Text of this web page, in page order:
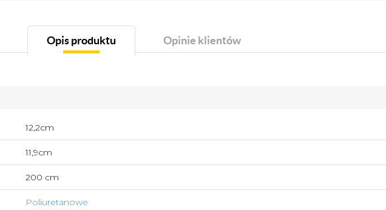
Opis produktu Opinie klientów
12,2cm
11,9cm
200 cm
Poliuretanowe